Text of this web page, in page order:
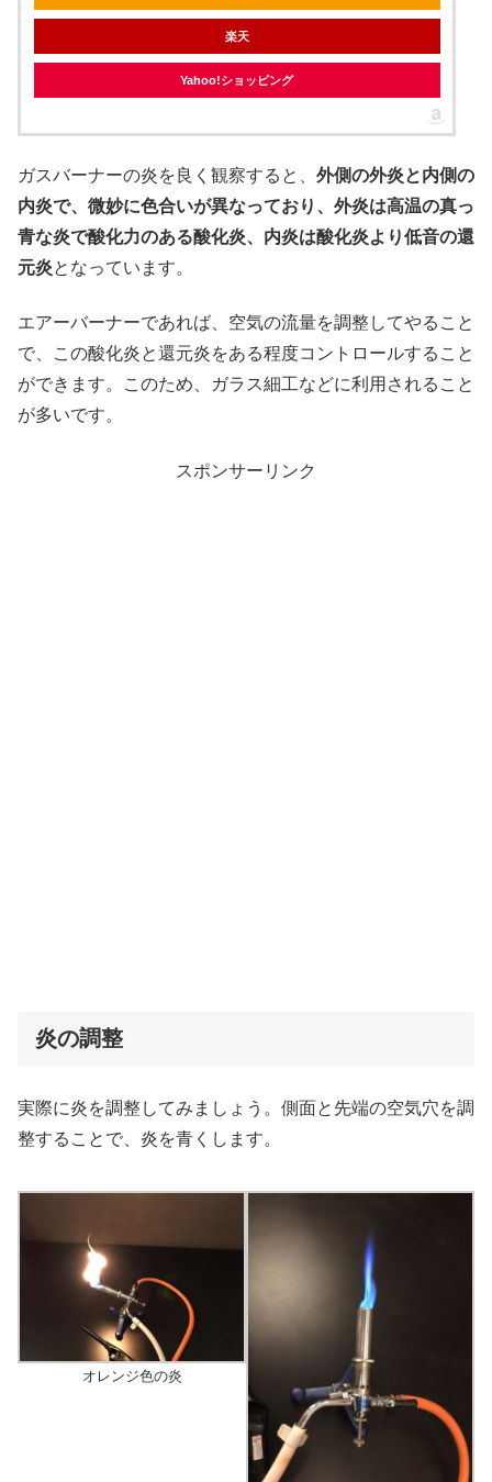
楽天
Yahoo!ショッピング
ガスバーナーの炎を良く観察すると、 外側の外炎と内側の
内炎で、微妙に色合いが異なっており、外炎は高温の真っ
青な炎で酸化力のある酸化炎、内炎は酸化炎より低音の還
元炎となっています。
エアーバーナーであれば、空気の流量を調整してやること
で、この酸化炎と還元炎をある程度コントロールすること
ができます。このため、ガラス細工などに利用されること
が多いです。
スポンサーリンク
炎の調整
実際に炎を調整してみましょう。側面と先端の空気穴を調
整することで、炎を青くします。
オレンジ色の炎